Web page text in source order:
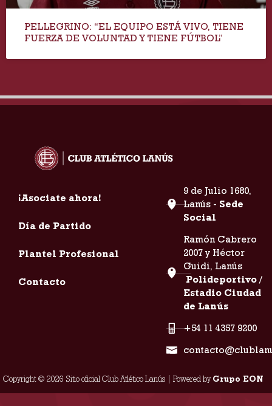
PELLEGRINO: “EL EQUIPO ESTÁ VIVO, TIENE
FUERZA DE VOLUNTAD Y TIENE FÚTBOL”
¡Asociate ahora!
Día de Partido
Plantel Profesional
Contacto
9 de Julio 1680,
Lanús - Sede
Social
Ramón Cabrero
2007 y Héctor
Guidi, Lanús
Polideportivo /
Estadio Ciudad
de Lanús
+54 11 4357 9200
Copyright © 2026 Sitio oficial Club Atlético Lanús | Powered byGrupo EON